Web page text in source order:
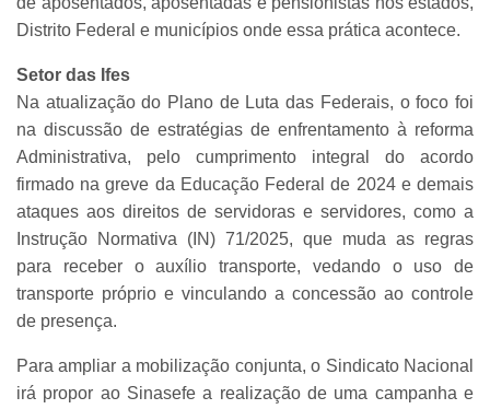
Distrito Federal e municípios onde essa prática acontece.
Setor das Ifes
Na atualização do Plano de Luta das Federais, o foco foi
na discussão de estratégias de enfrentamento à reforma
Administrativa, pelo cumprimento integral do acordo
firmado na greve da Educação Federal de 2024 e demais
ataques aos direitos de servidoras e servidores, como a
Instrução Normativa (IN) 71/2025, que muda as regras
para receber o auxílio transporte, vedando o uso de
transporte próprio e vinculando a concessão ao controle
de presença.
Para ampliar a mobilização conjunta, o Sindicato Nacional
irá propor ao Sinasefe a realização de uma campanha e